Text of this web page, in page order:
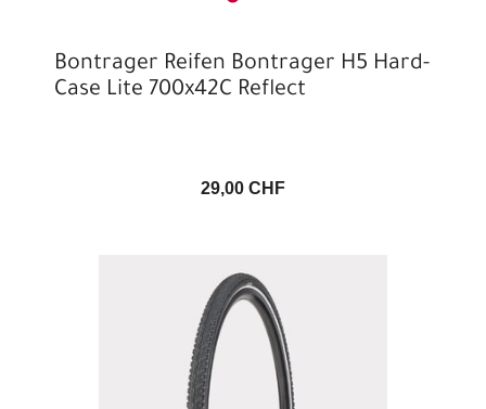
Bontrager Reifen Bontrager H5 Hard-
Case Lite 700x42C Reflect
29,00 CHF